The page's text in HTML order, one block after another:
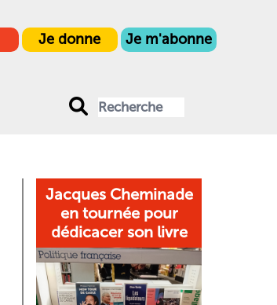
Je donne Je m'abonne
Jacques Cheminade
en tournée pour
dédicacer son livre